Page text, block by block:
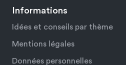
Informations
Idées et conseils par thème
Mentions légales
Données personnelles